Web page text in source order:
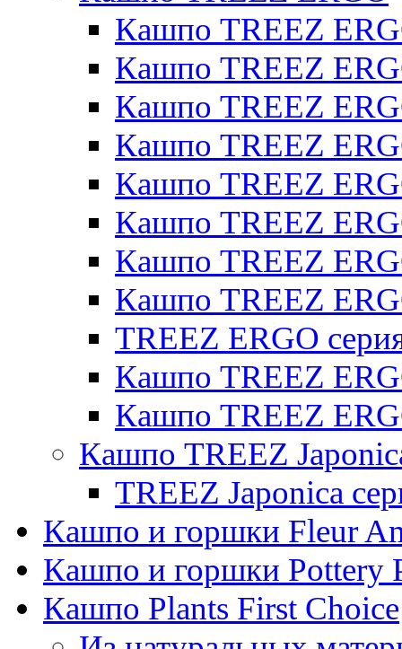
Кашпо TREEZ
Кашпо TREEZ
Кашпо TREEZ
Кашпо TREEZ
Кашпо TREEZ
Кашпо TREEZ
Кашпо TREEZ
Кашпо TREEZ
TREEZ ERGO
Кашпо TREEZ
Кашпо TREEZ
Кашпо TREEZ
TREEZ Japonica
Кашпо и горшки Fleur
Кашпо и горшки Pottery
Кашпо Plants First Choice